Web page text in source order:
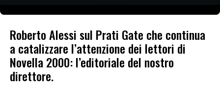
Roberto Alessi sul Prati Gate che continua
a catalizzare l’attenzione dei lettori di
Novella 2000: l’editoriale del nostro
direttore.